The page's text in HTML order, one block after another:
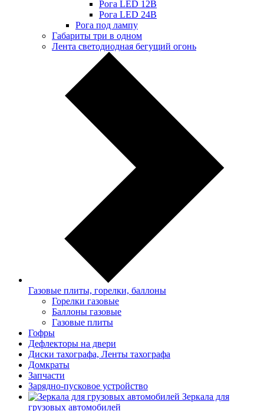
Рога LED 12В
Рога LED 24В
Рога под лампу
Габариты три в одном
Лента светодиодная бегущий огонь
Газовые плиты, горелки, баллоны
Горелки газовые
Баллоны газовые
Газовые плиты
Гофры
Дефлекторы на двери
Диски тахографа, Ленты тахографа
Домкраты
Запчасти
Зарядно-пусковое устройство
Зеркала для
грузовых автомобилей